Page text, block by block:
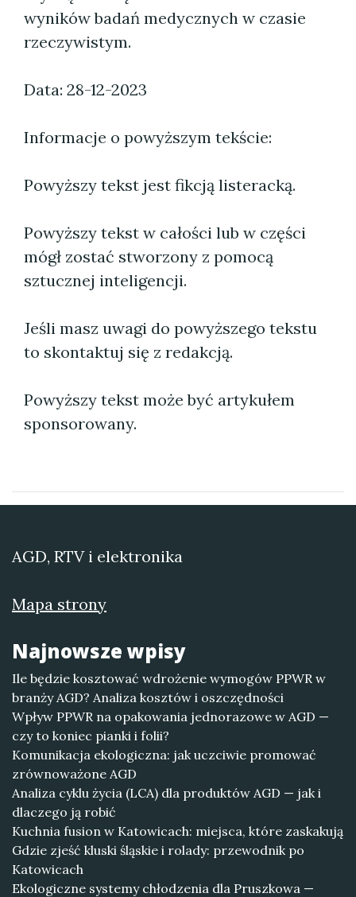
wyników badań medycznych w czasie
rzeczywistym.
Data: 28-12-2023
Informacje o powyższym tekście:
Powyższy tekst jest fikcją listeracką.
Powyższy tekst w całości lub w części
mógł zostać stworzony z pomocą
sztucznej inteligencji.
Jeśli masz uwagi do powyższego tekstu
to skontaktuj się z redakcją.
Powyższy tekst może być artykułem
sponsorowany.
AGD, RTV i elektronika
Mapa strony
Najnowsze wpisy
Ile będzie kosztować wdrożenie wymogów PPWR w
branży AGD? Analiza kosztów i oszczędności
Wpływ PPWR na opakowania jednorazowe w AGD —
czy to koniec pianki i folii?
Komunikacja ekologiczna: jak uczciwie promować
zrównoważone AGD
Analiza cyklu życia (LCA) dla produktów AGD — jak i
dlaczego ją robić
Kuchnia fusion w Katowicach: miejsca, które zaskakują
Gdzie zjeść kluski śląskie i rolady: przewodnik po
Katowicach
Ekologiczne systemy chłodzenia dla Pruszkowa —